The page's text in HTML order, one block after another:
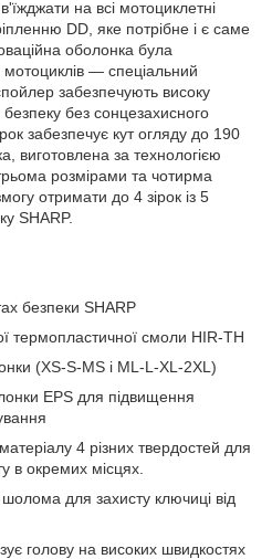
на всі мотоциклетні
DD, яке потрібне і є саме
оболонка була
— спеціальний
забезпечують високу
без сонцезахисного
забезпечує кут огляду до 190
виготовлена за технологією
розмірами та чотирма
отримати до 4 зірок із 5
SHARP.
безпеки SHARP
термопластичної смоли HIR-TH
(XS-S-MS і ML-L-XL-2XL)
EPS для підвищення
4 різних твердостей для
в окремих місцях.
для захисту ключиці від
голову на високих швидкостях